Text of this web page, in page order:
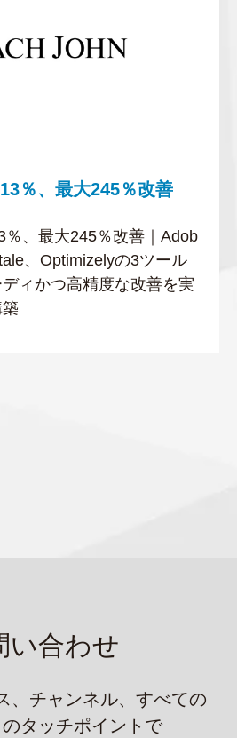
％、最大245％改善
％、最大245％改善｜Adob
、Optimizelyの3ツール
ィかつ高精度な改善を実
い合わせ
、チャンネル、すべての
タッチポイントで